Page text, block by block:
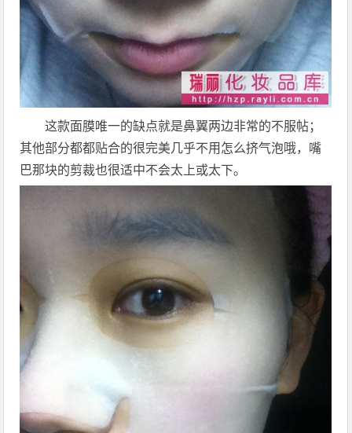
这款面膜唯一的缺点就是鼻翼两边非常的不服帖；
其他部分都都贴合的很完美几乎不用怎么挤气泡哦，嘴
巴那块的剪裁也很适中不会太上或太下。